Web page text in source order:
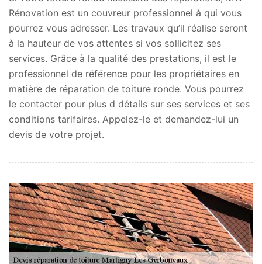
Rénovation est un couvreur professionnel à qui vous
pourrez vous adresser. Les travaux qu’il réalise seront
à la hauteur de vos attentes si vos sollicitez ses
services. Grâce à la qualité des prestations, il est le
professionnel de référence pour les propriétaires en
matière de réparation de toiture ronde. Vous pourrez
le contacter pour plus d détails sur ses services et ses
conditions tarifaires. Appelez-le et demandez-lui un
devis de votre projet.